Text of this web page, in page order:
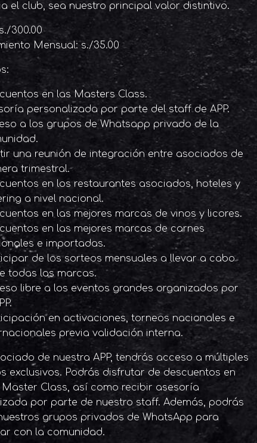
el club, sea nuestro principal valor distintivo.
300.00
Mensual: s./35.00
en las Masters Class.
personalizada por parte del staff de APP.
a los grupos de Whatsapp privado de la
una reunión de integración entre asociados de
trimestral.
en los restaurantes asociados, hoteles y
a nivel nacional.
en las mejores marcas de vinos y licores.
en las mejores marcas de carnes
e importadas.
de los sorteos mensuales a llevar a cabo
todas las marcas.
libre a los eventos grandes organizados por
en activaciones, torneos nacionales e
previa validación interna.
de nuestra APP, tendrás acceso a múltiples
exclusivos. Podrás disfrutar de descuentos en
Master Class, así como recibir asesoría
por parte de nuestro staff. Además, podrás
grupos privados de WhatsApp para
con la comunidad.